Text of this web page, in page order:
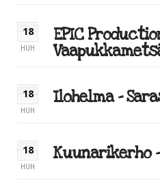
18
HUH
EPIC
18
HUH
Ilohelma –
18
HUH
Kuunarikerho